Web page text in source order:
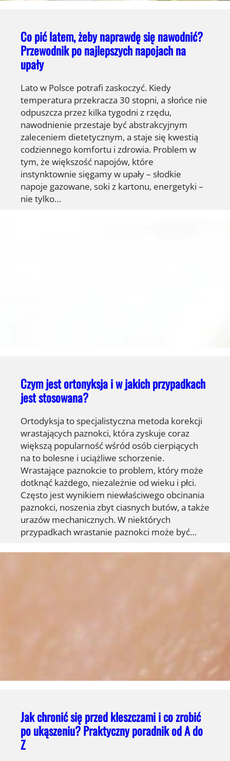
Co pić latem, żeby naprawdę się nawodnić?
Przewodnik po najlepszych napojach na
upały
Lato w Polsce potrafi zaskoczyć. Kiedy
temperatura przekracza 30 stopni, a słońce nie
odpuszcza przez kilka tygodni z rzędu,
nawodnienie przestaje być abstrakcyjnym
zaleceniem dietetycznym, a staje się kwestią
codziennego komfortu i zdrowia. Problem w
tym, że większość napojów, które
instynktownie sięgamy w upały – słodkie
napoje gazowane, soki z kartonu, energetyki –
nie tylko…
Czym jest ortonyksja i w jakich przypadkach
jest stosowana?
Ortodyksja to specjalistyczna metoda korekcji
wrastających paznokci, która zyskuje coraz
większą popularność wśród osób cierpiących
na to bolesne i uciążliwe schorzenie.
Wrastające paznokcie to problem, który może
dotknąć każdego, niezależnie od wieku i płci.
Często jest wynikiem niewłaściwego obcinania
paznokci, noszenia zbyt ciasnych butów, a także
urazów mechanicznych. W niektórych
przypadkach wrastanie paznokci może być…
Jak chronić się przed kleszczami i co zrobić
po ukąszeniu? Praktyczny poradnik od A do
Z